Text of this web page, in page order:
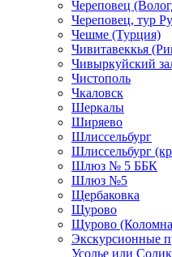
Череповец
Череповец, тур
Чешме (Турция)
Чивитавеккья
Чивыркуйский
Чистополь
Чкаловск
Шеркалы
Ширяево
Шлиссельбург
Шлиссельбург
Шлюз № 5 ББК
Шлюз №5
Щербаковка
Щурово
Щурово
Экскурсионные
Усолье или